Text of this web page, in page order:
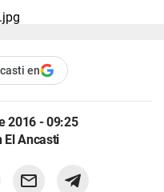
en
2016 - 09:25
El Ancasti